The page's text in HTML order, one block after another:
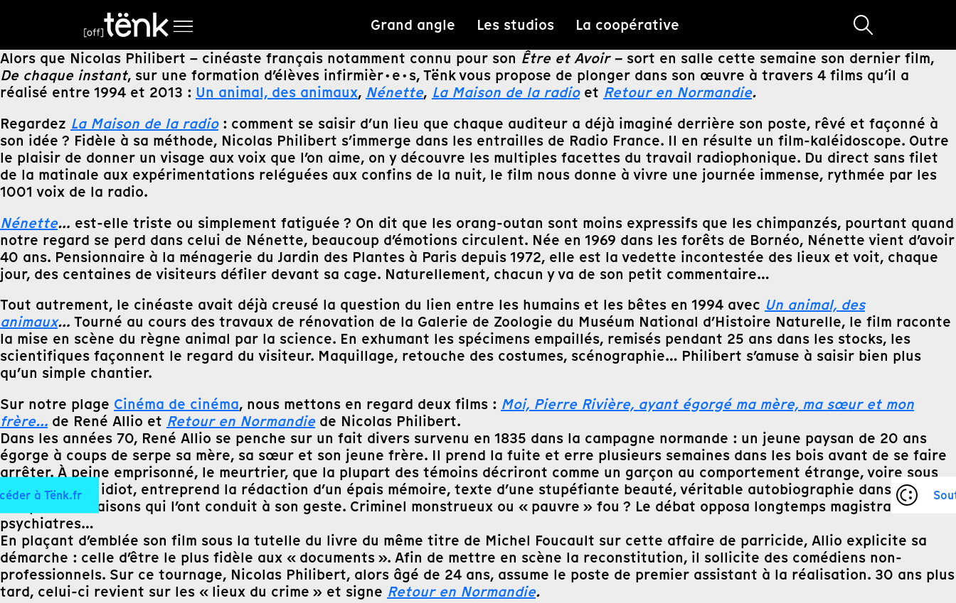
Grand angle Les studios La coopérative
à Tënk.fr
Alors que Nicolas Philibert – cinéaste français notamment connu pour son Être et Avoir – sort en salle cette semaine son dernier film,
De chaque instant, sur une formation d’élèves infirmièr·e·s, Tënk vous propose de plonger dans son œuvre à travers 4 films qu’il a
réalisé entre 1994 et 2013 : Un animal, des animaux, Nénette, La Maison de la radio et Retour en Normandie.
Regardez La Maison de la radio: comment se saisir d’un lieu que chaque auditeur a déjà imaginé derrière son poste, rêvé et façonné à
son idée ? Fidèle à sa méthode, Nicolas Philibert s’immerge dans les entrailles de Radio France. Il en résulte un film-kaléidoscope. Outre
le plaisir de donner un visage aux voix que l’on aime, on y découvre les multiples facettes du travail radiophonique. Du direct sans filet
de la matinale aux expérimentations reléguées aux confins de la nuit, le film nous donne à vivre une journée immense, rythmée par les
1001 voix de la radio.
Nénette… est-elle triste ou simplement fatiguée ? On dit que les orang-outan sont moins expressifs que les chimpanzés, pourtant quand
notre regard se perd dans celui de Nénette, beaucoup d’émotions circulent. Née en 1969 dans les forêts de Bornéo, Nénette vient d’avoir
40 ans. Pensionnaire à la ménagerie du Jardin des Plantes à Paris depuis 1972, elle est la vedette incontestée des lieux et voit, chaque
jour, des centaines de visiteurs défiler devant sa cage. Naturellement, chacun y va de son petit commentaire…
Tout autrement, le cinéaste avait déjà creusé la question du lien entre les humains et les bêtes en 1994 avec Un animal, des
animaux… Tourné au cours des travaux de rénovation de la Galerie de Zoologie du Muséum National d’Histoire Naturelle, le film raconte
la mise en scène du règne animal par la science. En exhumant les spécimens empaillés, remisés pendant 25 ans dans les stocks, les
scientifiques façonnent le regard du visiteur. Maquillage, retouche des costumes, scénographie… Philibert s’amuse à saisir bien plus
qu’un simple chantier.
Sur notre plage Cinéma de cinéma, nous mettons en regard deux films : Moi, Pierre Rivière, ayant égorgé ma mère, ma sœur et mon
frère… de René Allio et Retour en Normandiede Nicolas Philibert.
Dans les années 70, René Allio se penche sur un fait divers survenu en 1835 dans la campagne normande : un jeune paysan de 20 ans
égorge à coups de serpe sa mère, sa sœur et son jeune frère. Il prend la fuite et erre plusieurs semaines dans les bois avant de se faire
arrêter. À peine emprisonné, le meurtrier, que la plupart des témoins décriront comme un garçon au comportement étrange, voire sous
les traits d’un idiot, entreprend la rédaction d’un épais mémoire, texte d’une stupéfiante beauté, véritable autobiographie dans laquelle
il expose les raisons qui l’ont conduit à son geste. Criminel monstrueux ou « pauvre » fou ? Le débat opposa longtemps magistrats et
psychiatres…
En plaçant d’emblée son film sous la tutelle du livre du même titre de Michel Foucault sur cette affaire de parricide, Allio explicite sa
démarche : celle d’être le plus fidèle aux « documents ». Afin de mettre en scène la reconstitution, il sollicite des comédiens non-
professionnels. Sur ce tournage, Nicolas Philibert, alors âgé de 24 ans, assume le poste de premier assistant à la réalisation. 30 ans plus
tard, celui-ci revient sur les « lieux du crime » et signe Retour en Normandie.